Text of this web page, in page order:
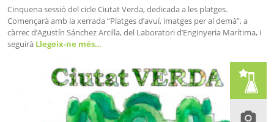
Cinquena sessió del cicle Ciutat Verda, dedicada a les platges.
Començarà amb la xerrada “Platges d’avuí, imatges per al demà”, a
càrrec d’Agustín Sánchez Arcilla, del Laboratori d’Enginyeria Marítima, i
seguirà Llegeix-ne més…